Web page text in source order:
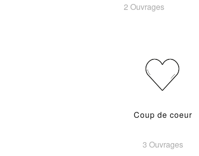
2 Ouvrages
Coup de coeur
3 Ouvrages